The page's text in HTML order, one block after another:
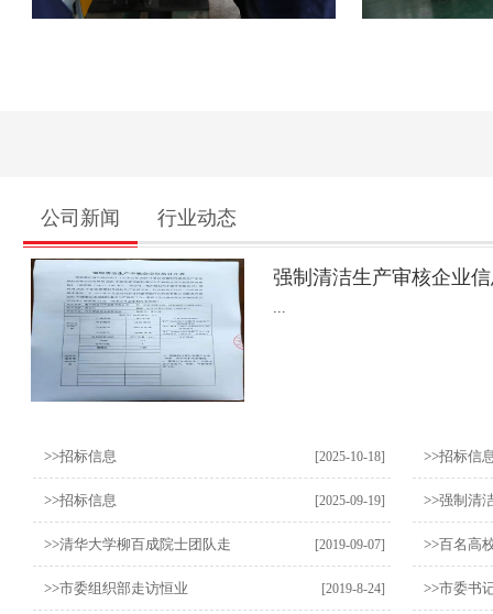
公司新闻 行业动态
强制清洁生产审核企业
...
>>招标信息 [2025-10-18] >>招标信
>>招标信息 [2025-09-19] >>强制清
>>清华大学柳百成院士团队走 [2019-09-07] >>百名高
>>市委组织部走访恒业 [2019-8-24] >>市委书